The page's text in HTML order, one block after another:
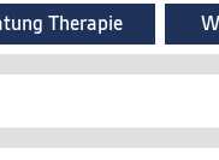
Therapie